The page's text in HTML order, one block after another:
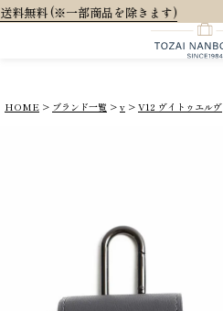
HOME ブランド一覧 v V12 ヴイトゥエルヴ